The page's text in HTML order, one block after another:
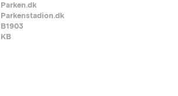
Parken.dk
Parkenstadion.dk
B1903
KB